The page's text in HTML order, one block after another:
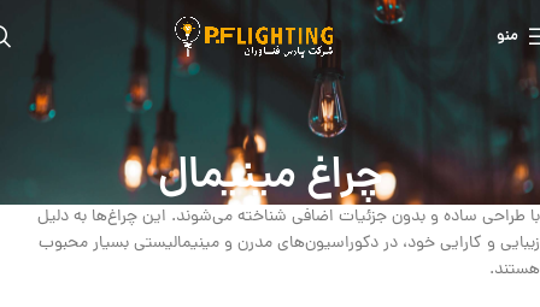
منو
چراغ مینیمال
با طراحی ساده و بدون جزئیات اضافی شناخته می‌شوند. این چراغ‌ها به دلیل
زیبایی و کارایی خود، در دکوراسیون‌های مدرن و مینیمالیستی بسیار محبوب
هستند.